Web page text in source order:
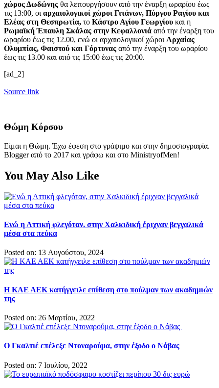
χώρος Δωδώνης θα λειτουργήσουν από την έναρξη ωραρίου έως
τις 13:00, οι αρχαιολογικοί χώροι Γιτάνων, Πύργου Ραγίου και
Ελέας στη Θεσπρωτία, το Κάστρο Αγίου Γεωργίου και η
Ρωμαϊκή Έπαυλη Σκάλας στην Κεφαλλονιά από την έναρξη του
ωραρίου έως τις 12.00, ενώ οι αρχαιολογικοί χώροι Αρχαίας
Ολυμπίας, Φαιστού και Γόρτυνας από την έναρξη του ωραρίου
έως τις 13.00 και από τις 15:00 έως τις 20:00.
[ad_2]
Source link
Θώμη Κόρσου
Είμαι η Θώμη. Έχω έφεση στο γράψιμο και στην δημοσιογραφία.
Blogger από το 2017 και γράφω και στο MinistryofMen!
You May Also Like
Ενώ η Αττική φλεγόταν, στην Χαλκιδική έριχναν βεγγαλικά
μέσα στα πεύκα
Posted on: 13 Αυγούστου, 2024
Η ΚΑΕ ΑΕΚ κατήγγειλε επίθεση στο πούλμαν των ακαδημιών
της
Posted on: 26 Μαρτίου, 2022
Ο Γκαλτιέ επέλεξε Ντοναρούμα, στην έξοδο ο Νάβας
Posted on: 7 Ιουλίου, 2022